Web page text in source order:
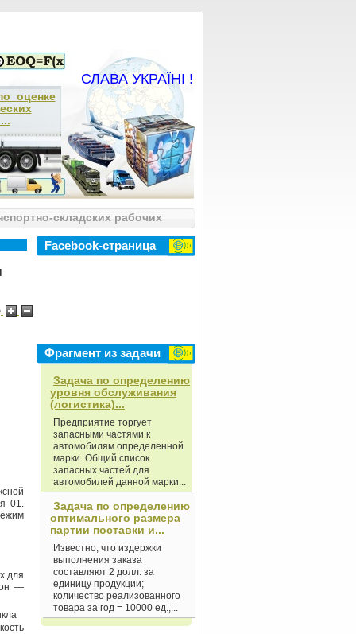
оценке
СЛАВА УКРАЇНІ !
складских рабочих
01.
для
—
Facebook-страница
Фрагмент из задачи
Задача по определению
уровня обслуживания
(логистика)...
Предприятие торгует
запасными частями к
автомобилям определенной
марки. Общий список
запасных частей для
автомобилей данной марки...
Задача по определению
оптимального размера
партии поставки и...
Известно, что издержки
выполнения заказа
составляют 2 долл. за
единицу продукции;
количество реализованного
товара за год = 10000 ед.,...